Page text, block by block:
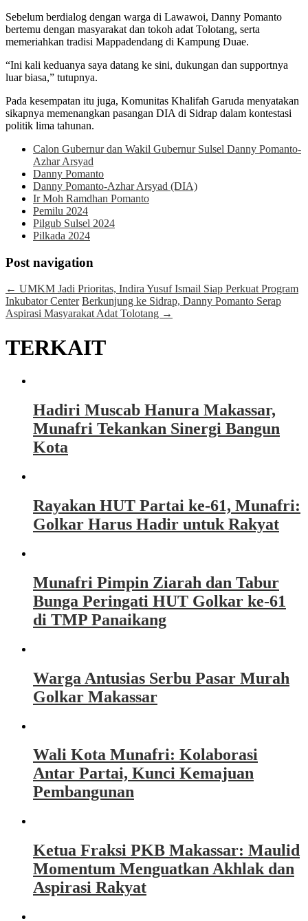
Sebelum berdialog dengan warga di Lawawoi, Danny Pomanto
bertemu dengan masyarakat dan tokoh adat Tolotang, serta
memeriahkan tradisi Mappadendang di Kampung Duae.
“Ini kali keduanya saya datang ke sini, dukungan dan supportnya
luar biasa,” tutupnya.
Pada kesempatan itu juga, Komunitas Khalifah Garuda menyatakan
sikapnya memenangkan pasangan DIA di Sidrap dalam kontestasi
politik lima tahunan.
Calon Gubernur dan Wakil Gubernur Sulsel Danny Pomanto-
Azhar Arsyad
Danny Pomanto
Danny Pomanto-Azhar Arsyad (DIA)
Ir Moh Ramdhan Pomanto
Pemilu 2024
Pilgub Sulsel 2024
Pilkada 2024
Post navigation
← UMKM Jadi Prioritas, Indira Yusuf Ismail Siap Perkuat Program
Inkubator Center Berkunjung ke Sidrap, Danny Pomanto Serap
Aspirasi Masyarakat Adat Tolotang →
TERKAIT
Hadiri Muscab Hanura Makassar,
Munafri Tekankan Sinergi Bangun
Kota
Rayakan HUT Partai ke-61, Munafri:
Golkar Harus Hadir untuk Rakyat
Munafri Pimpin Ziarah dan Tabur
Bunga Peringati HUT Golkar ke-61
di TMP Panaikang
Warga Antusias Serbu Pasar Murah
Golkar Makassar
Wali Kota Munafri: Kolaborasi
Antar Partai, Kunci Kemajuan
Pembangunan
Ketua Fraksi PKB Makassar: Maulid
Momentum Menguatkan Akhlak dan
Aspirasi Rakyat